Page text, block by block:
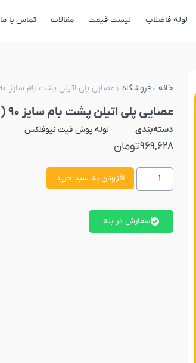
لوله فاضلاب لیست قیمت مقالات تماس با ما
خانه » فروشگاه » عصایی پلی اتیلن پشت بام سایز 90 (با لوله 2 متری)
عصایی پلی اتیلن پشت بام سایز 90 (با لوله 2 متری)
دسته‌بندی لوله پوش فیت نیوفلکس
969,628تومان
افزودن به سبد خرید
سفارش در بله